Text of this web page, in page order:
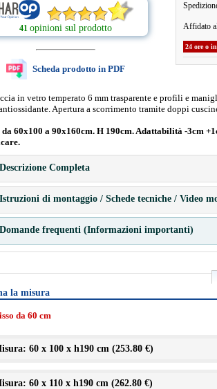
41 opinioni sul prodotto
Scheda prodotto in PDF
Affidato
24 ore o
in vetro temperato 6 mm trasparente e profili e
Apertura a scorrimento tramite doppi
60x100 a 90x160cm. H 190cm. Adattabilità -3cm
Descrizione Completa
Istruzioni di montaggio / Schede tecniche / Video
Domande frequenti (Informazioni importanti)
la misura
da 60 cm
60 x 100 x h190 cm (253.80 €)
60 x 110 x h190 cm (262.80 €)